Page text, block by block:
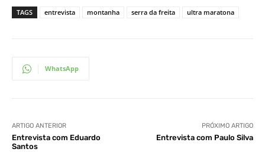
TAGS entrevista montanha serra da freita ultra maratona
WhatsApp
ARTIGO ANTERIOR
Entrevista com Eduardo
Santos
PRÓXIMO ARTIGO
Entrevista com Paulo Silva